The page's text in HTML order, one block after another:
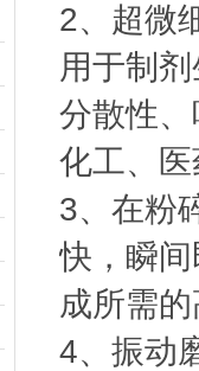
2、超微
用于制
分散性
化工、
3、在粉
快，瞬
成所需
4、振动